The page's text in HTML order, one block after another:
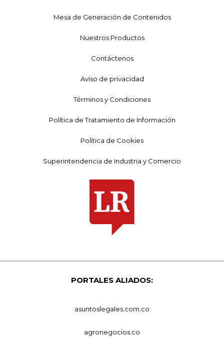
Mesa de Generación de Contenidos
Nuestros Productos
Contáctenos
Aviso de privacidad
Términos y Condiciones
Política de Tratamiento de Información
Política de Cookies
Superintendencia de Industria y Comercio
PORTALES ALIADOS:
asuntoslegales.com.co
agronegocios.co